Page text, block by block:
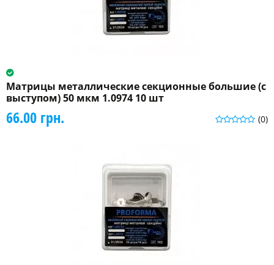
Матрицы металлические секционные большие (с
выступом) 50 мкм 1.0974 10 шт
(0)
66.00 грн.